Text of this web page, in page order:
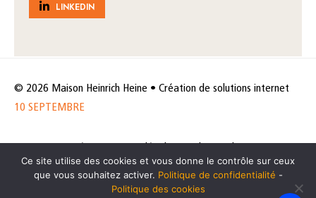
LINKEDIN
© 2026 Maison Heinrich Heine • Création de solutions internet
10 SEPTEMBRE
de données
Politique des cookies
Ce site utilise des cookies et vous donne le contrôle sur ceux
que vous souhaitez activer. Politique de confidentialité -
Politique des cookies